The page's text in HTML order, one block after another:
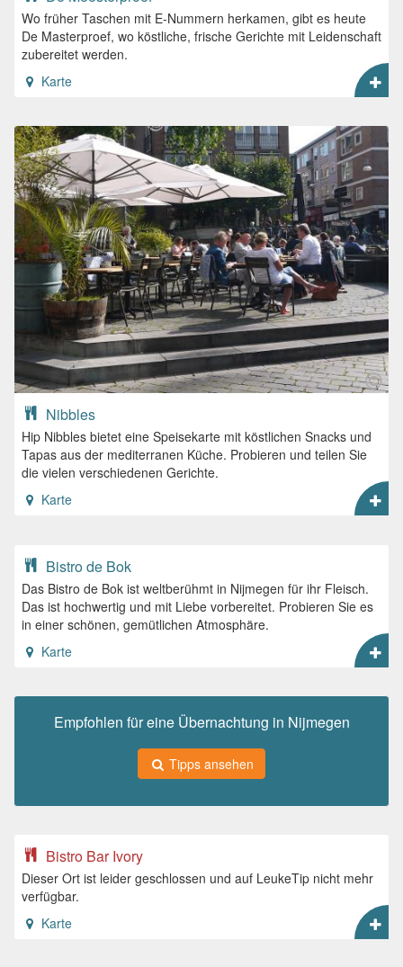
Wo früher Taschen mit E-Nummern herkamen, gibt es heute
De Masterproef, wo köstliche, frische Gerichte mit Leidenschaft
zubereitet werden.
Karte
Nibbles
Hip Nibbles bietet eine Speisekarte mit köstlichen Snacks und
Tapas aus der mediterranen Küche. Probieren und teilen Sie
die vielen verschiedenen Gerichte.
Karte
Bistro de Bok
Das Bistro de Bok ist weltberühmt in Nijmegen für ihr Fleisch.
Das ist hochwertig und mit Liebe vorbereitet. Probieren Sie es
in einer schönen, gemütlichen Atmosphäre.
Karte
Empfohlen für eine Übernachtung in Nijmegen
Tipps ansehen
Bistro Bar Ivory
Dieser Ort ist leider geschlossen und auf LeukeTip nicht mehr
verfügbar.
Karte